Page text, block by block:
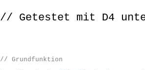
// Getestet mit D4